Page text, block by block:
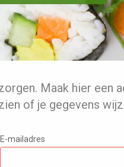
Maak hier een
of je gegevens
E-mailadres